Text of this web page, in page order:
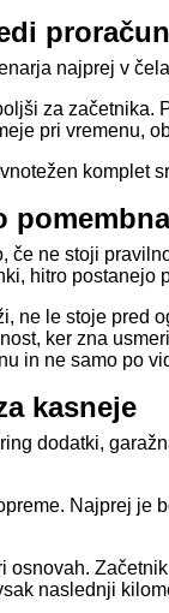
proračun
najprej v
za začetnika.
pri vremenu,
komplet
ne stoji
hitro postanejo
ne le stoje pred
ker zna
in ne samo po
kasneje
dodatki,
Najprej
osnovah.
naslednji